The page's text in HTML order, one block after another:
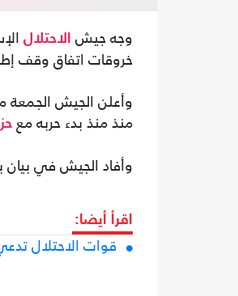
وجه جيش الاحتلال
خروقات اتفاق وقف
منذ منذ بدء حربه مع
وأفاد الجيش في بيان بأن الرقيب أول
اقرأ أيضا:
قوات الاحتلال